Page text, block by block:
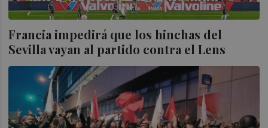
Francia impedirá que los hinchas del
Sevilla vayan al partido contra el Lens